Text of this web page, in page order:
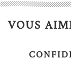
VOUS